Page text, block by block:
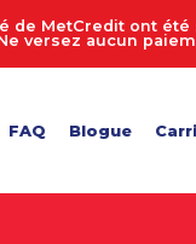
de MetCredit ont
versez aucun
FAQ Blogue